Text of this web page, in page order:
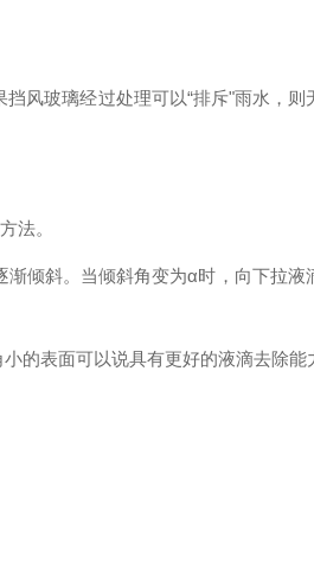
风玻璃经过处理可以“排斥"雨水，
法。
倾斜。当倾斜角变为α时，向下拉
的表面可以说具有更好的液滴去除能